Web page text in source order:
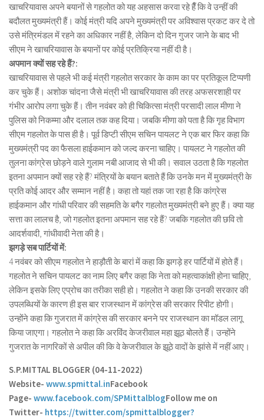
खाचरियावास अपने बयानों से गहलोत को यह अहसास करवा रहे हैँ कि वे उन्हीं की
बदौलत मुख्यमंत्री हैं। कोई मंत्री यदि अपने मुख्यमंत्री पर अविश्वास प्रकट कर दे तो
उसे मंत्रिमंडल में रहने का अधिकार नहीं है, लेकिन दो दिन गुजर जाने के बाद भी
सीएम ने खाचरियावास के बयानों पर कोई प्रतिक्रिया नहीं दी है।
अपमान क्यों सह रहे हैं?:
खाचरियावास से पहले भी कई मंत्री गहलोत सरकार के काम का पर प्रतिकूल टिप्पणी
कर चुके हैं। अशोक चांदना जैसे मंत्री भी खाचरियावास की तरह अफसरशाही पर
गंभीर आरोप लगा चुके हैं। तीन नवंबर को ही चिकित्सा मंत्री परसादी लाल मीणा ने
पुलिस को निकम्मा और दलाल तक कह दिया। जबकि मीणा को पता है कि गृह विभाग
सीएम गहलोत के पास ही है। पूर्व डिप्टी सीएम सचिन पायलट ने एक बार फिर कहा कि
मुख्यमंत्री पद का फैसला हाईकमान को जल्द करना चाहिए। पायलट ने गहलोत की
तुलना कांग्रेस छोड़ने वाले गुलाम नबी आजाद से भी की। सवाल उठता है कि गहलोत
इतना अपमान क्यों सह रहे हैं? मंत्रियों के बयान बताते हैं कि उनके मन में मुख्यमंत्री के
प्रति कोई आदर और सम्मान नहीं है। कहा तो यहां तक जा रहा है कि कांग्रेस
हाईकमान और गांधी परिवार की सहमति के बगैर गहलोत मुख्यमंत्री बने हुए हैं। क्या यह
सत्ता का लालच है, जो गहलोत इतना अपमान सह रहे हैं? जबकि गहलोत की छवि तो
आदर्शवादी, गांधीवादी नेता की है।
झगड़े सब पार्टियों में:
4 नवंबर को सीएम गहलोत ने हाड़ौती के बारां में कहा कि झगड़े हर पार्टियों में होते हैं।
गहलोत ने सचिन पायलट का नाम लिए बगैर कहा कि नेता को महत्वाकांक्षी होना चाहिए,
लेकिन इसके लिए एप्रोच का तरीका सही हो। गहलोत ने कहा कि उनकी सरकार की
उपलब्धियों के कारण ही इस बार राजस्थान में कांग्रेस की सरकार रिपीट होगी।
उन्होंने कहा कि गुजरात में कांग्रेस की सरकार बनने पर राजस्थान का मॉडल लागू
किया जाएगा। गहलोत ने कहा कि अरविंद केजरीवाल महा झूठ बोलते हैं। उन्होंने
गुजरात के नागरिकों से अपील की कि वे केजरीवाल के झूठे वादों के झांसे में नहीं आए।
S.P.MITTAL BLOGGER (04-11-2022)
Website- www.spmittal.inFacebook
Page- www.facebook.com/SPMittalblogFollow me on
Twitter- https://twitter.com/spmittalblogger?